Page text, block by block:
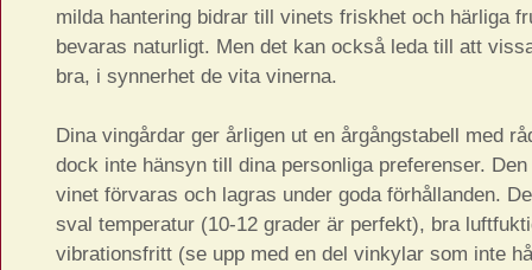
milda hantering bidrar till vinets friskhet och härliga
bevaras naturligt. Men det kan också leda till att
bra, i synnerhet de vita vinerna.
Dina vingårdar ger årligen ut en årgångstabell med
dock inte hänsyn till dina personliga preferenser.
vinet förvaras och lagras under goda förhållanden.
sval temperatur (10-12 grader är perfekt), bra
vibrationsfritt (se upp med en del vinkylar som inte